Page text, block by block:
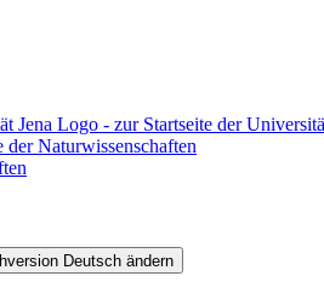
Jena Logo - zur Startseite der
Naturwissenschaften
Deutsch ändern